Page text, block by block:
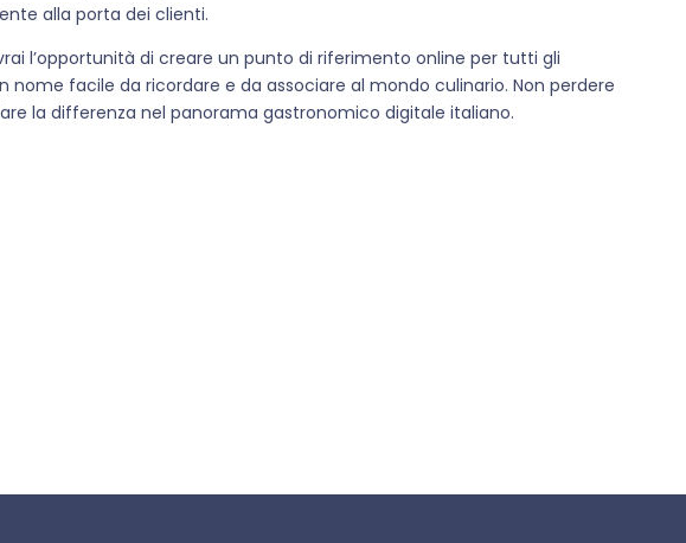
alla porta dei clienti.
l’opportunità di creare un punto di riferimento online per tutti gli
nome facile da ricordare e da associare al mondo culinario. Non perdere
la differenza nel panorama gastronomico digitale italiano.